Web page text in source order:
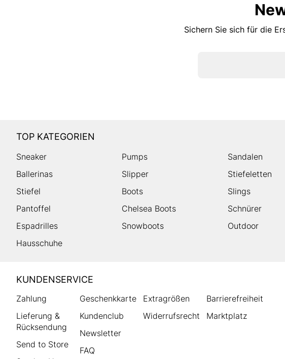
Sichern Sie sich für die
TOP KATEGORIEN
Sneaker Pumps
Sandalen
Ballerinas
Slipper
Stiefeletten
Stiefel
Boots
Slings
Pantoffel
Chelsea Boots
Schnürer
Espadrilles
Snowboots
Outdoor
Hausschuhe
HUMANIC
Footer
KUNDENSERVICE
Zahlung
Lieferung &
Rücksendung
Send to Store
Geschenkkarte
Kundenclub
Newsletter
FAQ
Extragrößen
Widerrufsrecht
Barrierefreiheit
Marktplatz